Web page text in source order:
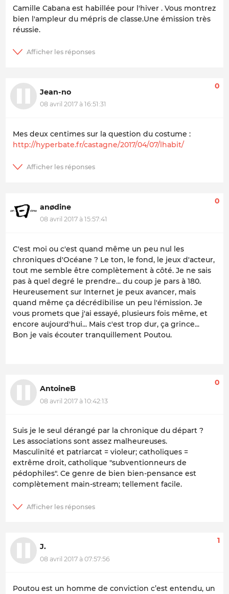
Camille Cabana est habillée pour l'hiver . Vous montrez
bien l'ampleur du mépris de classe.Une émission très
réussie.
Jean-no
08 avril 2017 à 16:51:31
0
Mes deux centimes sur la question du costume :
http://hyperbate.fr/castagne/2017/04/07/lhabit/
anødine
08 avril 2017 à 15:57:41
0
C'est moi ou c'est quand même un peu nul les
chroniques d'Océane ? Le ton, le fond, le jeux d'acteur,
tout me semble être complètement à côté. Je ne sais
pas à quel degré le prendre... du coup je pars à 180.
Heureusement sur Internet je peux avancer, mais
quand même ça décrédibilise un peu l'émission. Je
vous promets que j'ai essayé, plusieurs fois même, et
encore aujourd'hui... Mais c'est trop dur, ça grince...
Bon je vais écouter tranquillement Poutou.
AntoineB
08 avril 2017 à 10:42:13
0
Suis je le seul dérangé par la chronique du départ ?
Les associations sont assez malheureuses.
Masculinité et patriarcat = violeur; catholiques =
extrême droit, catholique "subventionneurs de
pédophiles". Ce genre de bien bien-pensance est
complètement main-stream; tellement facile.
J.
08 avril 2017 à 07:57:56
1
Poutou est un homme de conviction c’est entendu, un